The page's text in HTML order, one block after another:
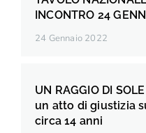
INCONTRO 24
24 Gennaio 2022
UN RAGGIO DI
un atto di giustizia
circa 14 anni